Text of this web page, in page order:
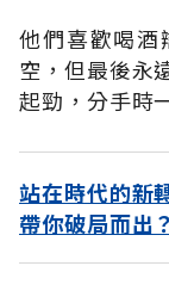
他們喜歡喝酒
空，但最後永
起勁，分手時
站在時代的新
帶你破局而出？